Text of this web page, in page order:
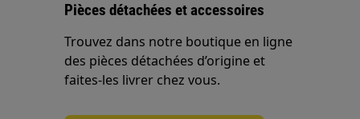
Pièces détachées et accessoires
Trouvez dans notre boutique en ligne
des pièces détachées d’origine et
faites-les livrer chez vous.